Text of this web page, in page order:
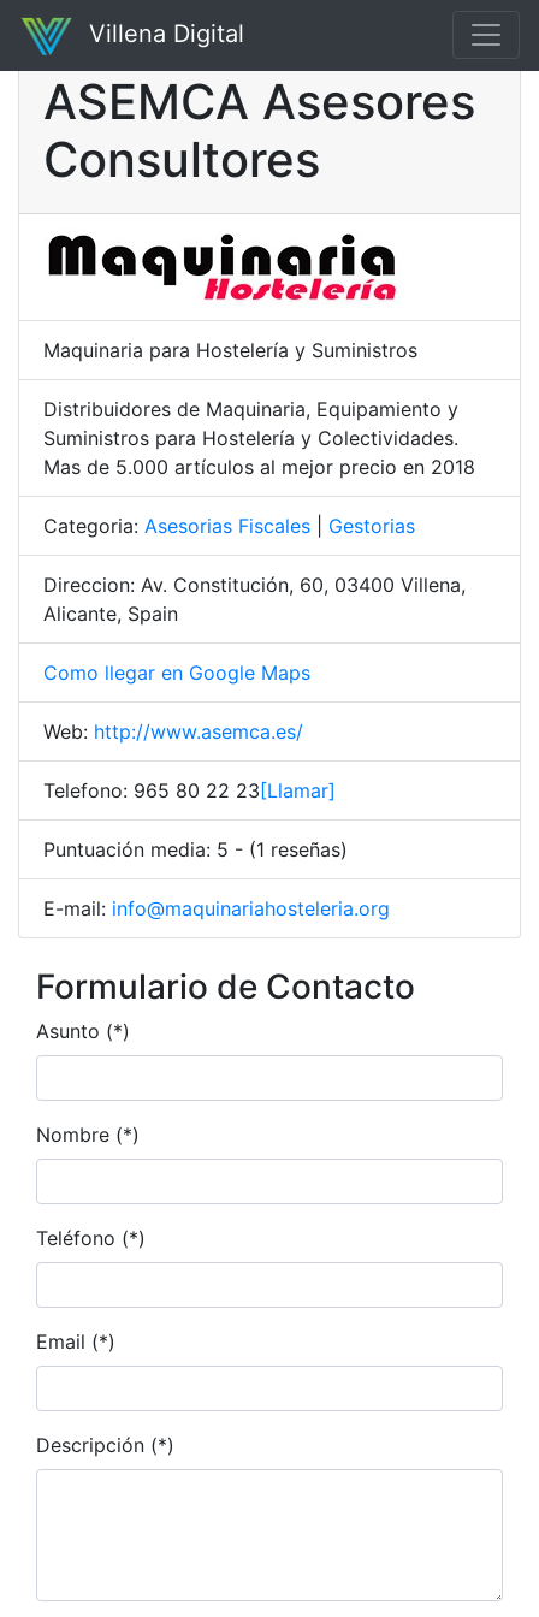
Villena Digital
ASEMCA Asesores
Consultores
Maquinaria para Hostelería y Suministros
Distribuidores de Maquinaria, Equipamiento y
Suministros para Hostelería y Colectividades.
Mas de 5.000 artículos al mejor precio en 2018
Categoria: Asesorias Fiscales Gestorias
Direccion: Av. Constitución, 60, 03400 Villena,
Alicante, Spain
Como llegar en Google Maps
Web: http://www.asemca.es/
Telefono: 965 80 22 23 [Llamar]
Puntuación media: 5 - (1 reseñas)
E-mail: info@maquinariahosteleria.org
Formulario de Contacto
Asunto (*)
Nombre (*)
Teléfono (*)
Email (*)
Descripción (*)